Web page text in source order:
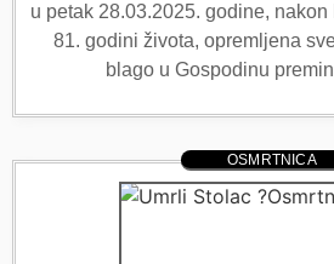
u petak 28.03.2025. godine,
81. godini života, opremljena
blago u Gospodinu
OSMRTNICA